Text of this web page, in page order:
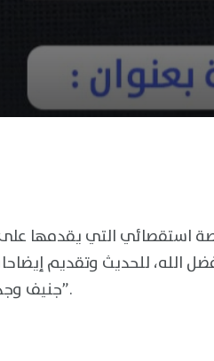
التي يقدمها
الله، للحديث وتقديم
جنيف وجدة… أين تضع الحرب عصا الترحال”.